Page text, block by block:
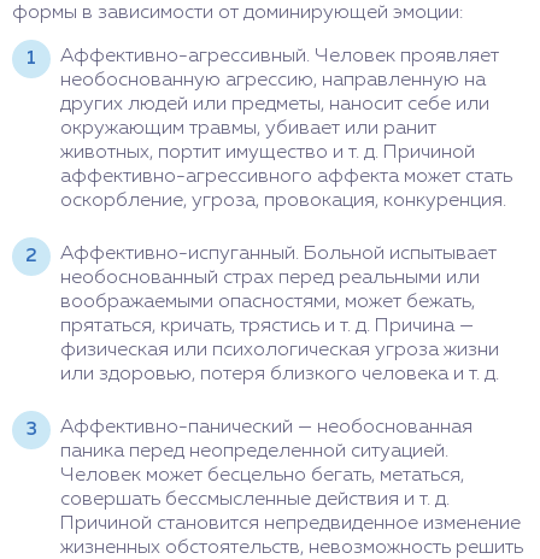
формы в зависимости от доминирующей эмоции:
Аффективно-агрессивный. Человек проявляет
необоснованную агрессию, направленную на
других людей или предметы, наносит себе или
окружающим травмы, убивает или ранит
животных, портит имущество и т. д. Причиной
аффективно-агрессивного аффекта может стать
оскорбление, угроза, провокация, конкуренция.
Аффективно-испуганный. Больной испытывает
необоснованный страх перед реальными или
воображаемыми опасностями, может бежать,
прятаться, кричать, трястись и т. д. Причина —
физическая или психологическая угроза жизни
или здоровью, потеря близкого человека и т. д.
Аффективно-панический — необоснованная
паника перед неопределенной ситуацией.
Человек может бесцельно бегать, метаться,
совершать бессмысленные действия и т. д.
Причиной становится непредвиденное изменение
жизненных обстоятельств, невозможность решить